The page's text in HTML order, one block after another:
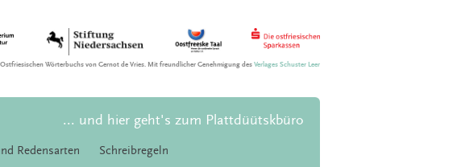
Wörterbuchs von Gernot de Vries. Mit freundlicher Genehmigung desVerlages Schuster Leer
... und hier geht's zum Plattdüütskbüro
Redensarten Schreibregeln